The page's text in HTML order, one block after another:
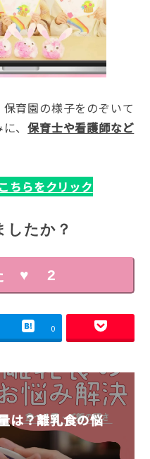
育園の様子をのぞいて
に、保育士や看護師など
ちらをクリック
したか？
た ♥ 2
0
は？離乳食の悩